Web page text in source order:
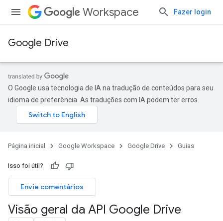
Workspace Fazer login
Google Drive
O Google usa tecnologia de IA na tradução de conteúdos para seu
idioma de preferência. As traduções com IA podem ter erros.
Página inicial Google Workspace Google Drive Guias
Isso foi útil?
Envie comentários
Visão geral da API Google Drive